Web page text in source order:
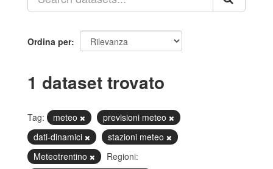
Ordina per
1 dataset trovato
Tag: meteo
previsioni meteo
dati-dinamici
stazioni meteo
Meteotrentino
Regioni: